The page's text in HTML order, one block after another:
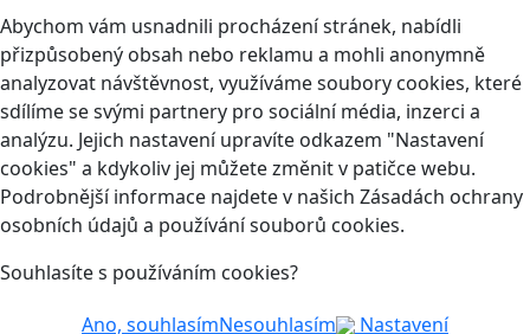
Abychom vám usnadnili procházení stránek, nabídli
přizpůsobený obsah nebo reklamu a mohli anonymně
analyzovat návštěvnost, využíváme soubory cookies, které
sdílíme se svými partnery pro sociální média, inzerci a
analýzu. Jejich nastavení upravíte odkazem "Nastavení
cookies" a kdykoliv jej můžete změnit v patičce webu.
Podrobnější informace najdete v našich Zásadách ochrany
osobních údajů a používání souborů cookies.
Souhlasíte s používáním cookies?
Ano, souhlasímNesouhlasím Nastavení